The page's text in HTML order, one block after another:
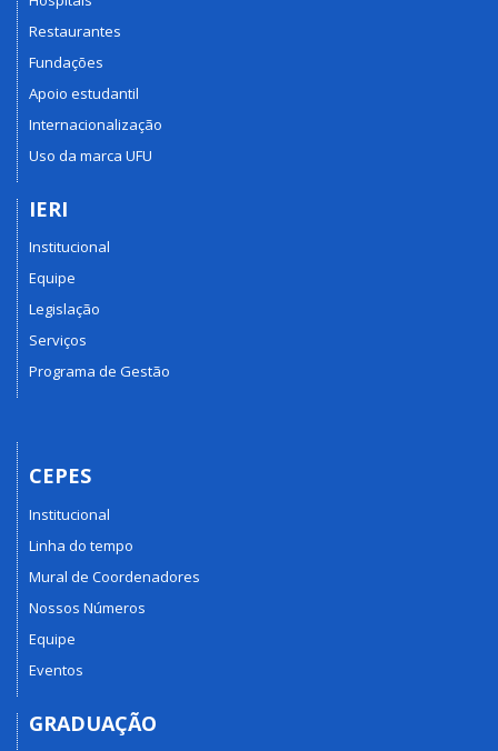
Restaurantes
Fundações
Apoio estudantil
Internacionalização
Uso da marca UFU
IERI
Institucional
Equipe
Legislação
Serviços
Programa de Gestão
CEPES
Institucional
Linha do tempo
Mural de Coordenadores
Nossos Números
Equipe
Eventos
GRADUAÇÃO